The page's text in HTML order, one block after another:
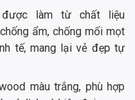
làm từ chất liệu
ẩm, chống mối mọt
tế, mang lại vẻ đẹp tự
màu trắng, phù hợp